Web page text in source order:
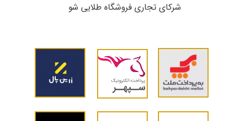
شرکای تجاری ​​​​​​​فروشگاه طلایی شو